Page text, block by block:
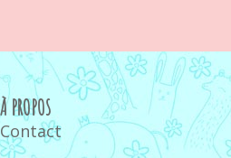
À PROPOS
Contact